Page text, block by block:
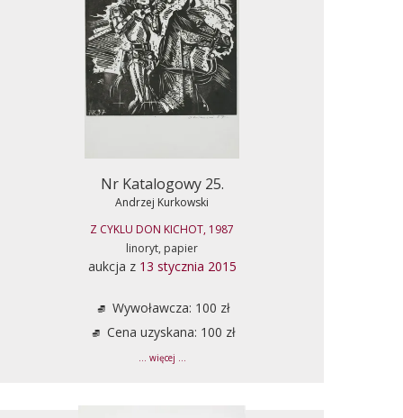
Nr Katalogowy 25.
Andrzej Kurkowski
Z CYKLU DON KICHOT, 1987
linoryt, papier
aukcja z 13 stycznia 2015
Wywoławcza: 100 zł
Cena uzyskana: 100 zł
... więcej ...